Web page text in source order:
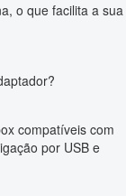
o que facilita a sua
compatíveis com
por USB e